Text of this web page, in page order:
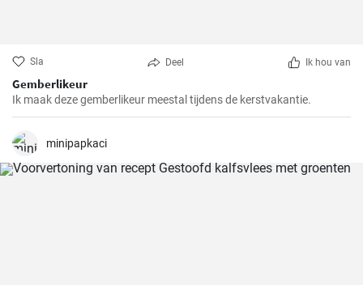
Sla Deel Ik hou van
Gemberlikeur
Ik maak deze gemberlikeur meestal tijdens de kerstvakantie.
minipapkaci